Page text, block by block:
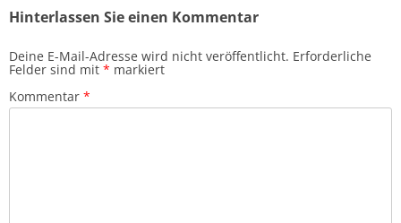
Hinterlassen Sie einen Kommentar
Deine E-Mail-Adresse wird nicht veröffentlicht. Erforderliche
Felder sind mit * markiert
Kommentar *